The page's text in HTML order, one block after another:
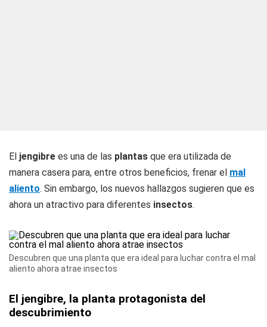
El jengibre es una de las plantas que era utilizada de
manera casera para, entre otros beneficios, frenar el mal
aliento. Sin embargo, los nuevos hallazgos sugieren que es
ahora un atractivo para diferentes insectos.
Descubren que una planta que era ideal para luchar contra el mal
aliento ahora atrae insectos
El jengibre, la planta protagonista del
descubrimiento